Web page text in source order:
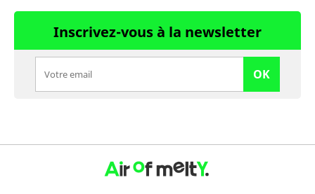
Inscrivez-vous à la newsletter
OK